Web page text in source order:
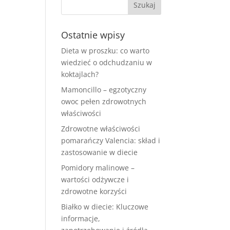
Ostatnie wpisy
Dieta w proszku: co warto
wiedzieć o odchudzaniu w
koktajlach?
Mamoncillo – egzotyczny
owoc pełen zdrowotnych
właściwości
Zdrowotne właściwości
pomarańczy Valencia: skład i
zastosowanie w diecie
Pomidory malinowe –
wartości odżywcze i
zdrowotne korzyści
Białko w diecie: Kluczowe
informacje,